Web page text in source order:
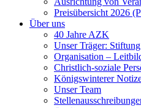
Preisübersicht 2026
Über uns
40 Jahre AZK
Unser Träger:
Organisation –
Christlich-soziale
Königswinterer
Unser Team